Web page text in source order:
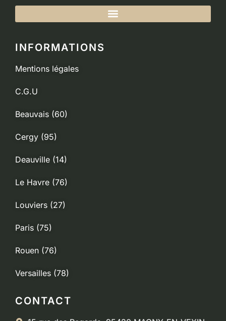
INFORMATIONS
Mentions légales
C.G.U
Beauvais (60)
Cergy (95)
Deauville (14)
Le Havre (76)
Louviers (27)
Paris (75)
Rouen (76)
Versailles (78)
CONTACT